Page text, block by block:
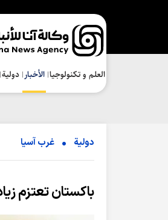
العلم و تکنولوجیا الأخبار دولية
دولية غرب آسیا
باكستان تعتزم